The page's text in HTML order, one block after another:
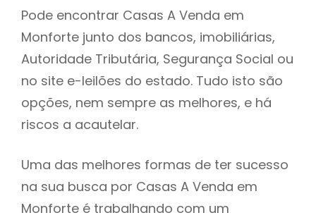
Pode encontrar Casas A Venda em
Monforte junto dos bancos, imobiliárias,
Autoridade Tributária, Segurança Social ou
no site e-leilões do estado. Tudo isto são
opções, nem sempre as melhores, e há
riscos a acautelar.
Uma das melhores formas de ter sucesso
na sua busca por Casas A Venda em
Monforte é trabalhando com um